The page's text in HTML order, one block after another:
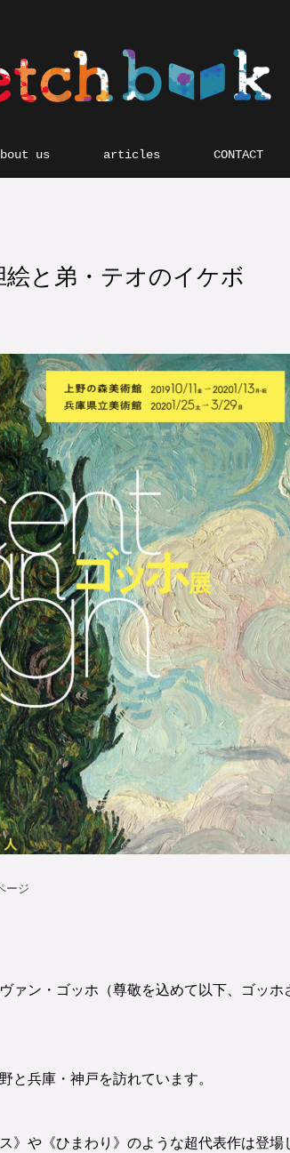
us articles CONTACT
絵と弟・テオのイケボ
ァン・ゴッホ（尊敬を込めて以下、ゴッホ
兵庫・神戸を訪れています。
》や《ひまわり》のような超代表作は登場